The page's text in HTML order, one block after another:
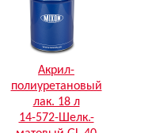
Акрил-
полиуретановый
лак. 18 л
14-572-Шелк.-